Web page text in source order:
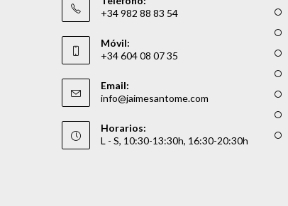
+34 982 88 83 54
Móvil:
+34 604 08 07 35
Email:
info@jaimesantome.com
Horarios:
L - S, 10:30-13:30h, 16:30-20:30h